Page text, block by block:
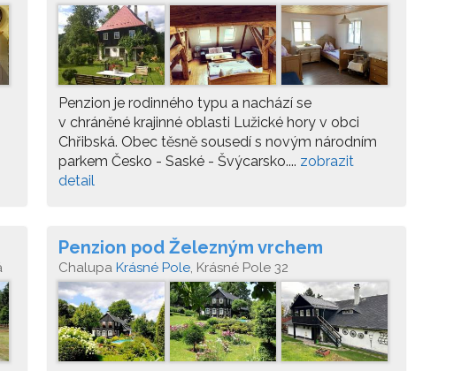
Penzion je rodinného typu a nachází se
v chráněné krajinné oblasti Lužické hory v obci
Chřibská. Obec těsně sousedí s novým národním
parkem Česko - Saské - Švýcarsko.... zobrazit
detail
Penzion pod Železným vrchem
Chalupa Krásné Pole, Krásné Pole 32